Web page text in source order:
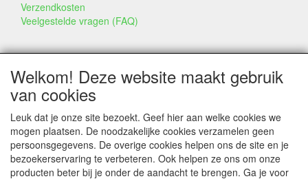
Verzendkosten
Veelgestelde vragen (FAQ)
SOCIALE MEDIA
CONTACTGEGEVENS
Welkom! Deze website maakt gebruik
van cookies
Leuk dat je onze site bezoekt. Geef hier aan welke cookies we
mogen plaatsen. De noodzakelijke cookies verzamelen geen
persoonsgegevens. De overige cookies helpen ons de site en je
bezoekerservaring te verbeteren. Ook helpen ze ons om onze
producten beter bij je onder de aandacht te brengen. Ga je voor